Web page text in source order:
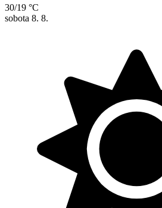
30/19 °C
sobota 8. 8.